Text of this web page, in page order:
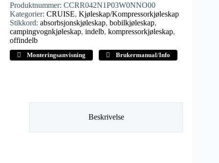
Produktnummer: CCRR042N1P03W0NNO00
Kategorier: CRUISE, Kjøleskap/Kompressorkjøleskap
Stikkord: absorbsjonskjøleskap, bobilkjøleskap,
campingvognkjøleskap, indelb, kompressorkjøleskap,
offindelb
Monteringsanvisning Brukermanual/Info
Beskrivelse